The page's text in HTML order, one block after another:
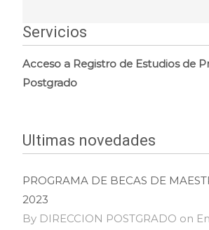
Servicios
Acceso a Registro de Estudios de
Postgrado
Ultimas novedades
PROGRAMA DE BECAS DE
2023
By DIRECCION POSTGRADO on